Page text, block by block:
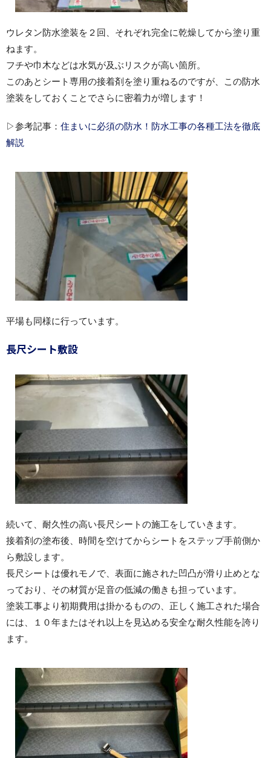
ウレタン防水塗装を２回、それぞれ完全に乾燥してから塗り重
ねます。
フチや巾木などは水気が及ぶリスクが高い箇所。
このあとシート専用の接着剤を塗り重ねるのですが、この防水
塗装をしておくことでさらに密着力が増します！
▷参考記事： 住まいに必須の防水！防水工事の各種工法を徹底
解説
平場も同様に行っています。
長尺シート敷設
続いて、耐久性の高い長尺シートの施工をしていきます。
接着剤の塗布後、時間を空けてからシートをステップ手前側か
ら敷設します。
長尺シートは優れモノで、表面に施された凹凸が滑り止めとな
っており、その材質が足音の低減の働きも担っています。
塗装工事より初期費用は掛かるものの、正しく施工された場合
には、１０年またはそれ以上を見込める安全な耐久性能を誇り
ます。